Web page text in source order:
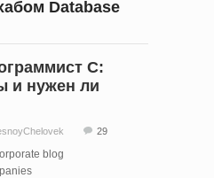
Database
С:
и нужен ли
29
blog